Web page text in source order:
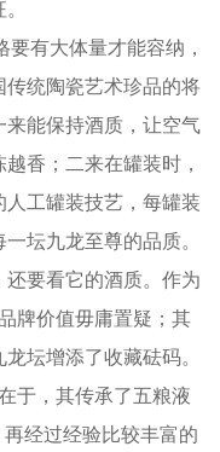
有大体量才能容纳，
传统陶瓷艺术珍品的将
能保持酒质，让空气
香；二来在罐装时，
工罐装技艺，每罐装
坛九龙至尊的品质。
要看它的酒质。作为
牌价值毋庸置疑；其
坛增添了收藏砝码。
，其传承了五粮液
经过经验比较丰富的